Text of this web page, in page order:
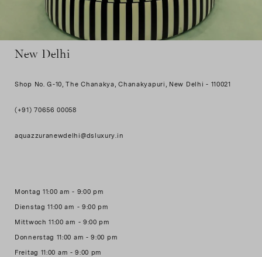
New Delhi
Shop No. G-10, The Chanakya, Chanakyapuri, New Delhi - 110021
(+91) 70656 00058
aquazzuranewdelhi@dsluxury.in
Montag 11:00 am - 9:00 pm
Dienstag 11:00 am - 9:00 pm
Mittwoch 11:00 am - 9:00 pm
Donnerstag 11:00 am - 9:00 pm
Freitag 11:00 am - 9:00 pm